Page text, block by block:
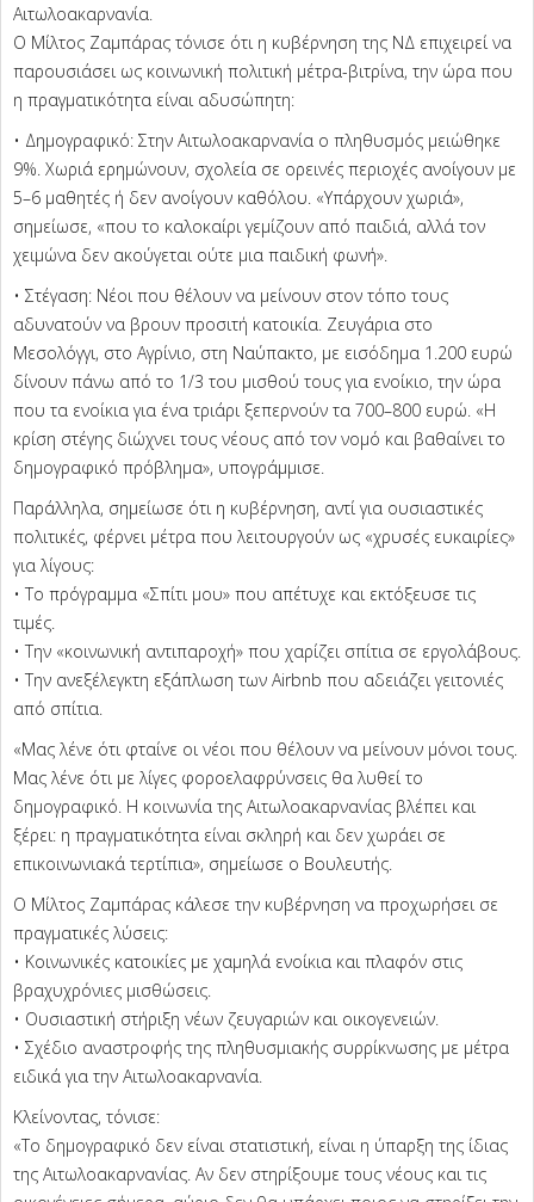
Αιτωλοακαρνανία.
Ο Μίλτος Ζαμπάρας τόνισε ότι η κυβέρνηση της ΝΔ επιχειρεί να
παρουσιάσει ως κοινωνική πολιτική μέτρα-βιτρίνα, την ώρα που
η πραγματικότητα είναι αδυσώπητη:
• Δημογραφικό: Στην Αιτωλοακαρνανία ο πληθυσμός μειώθηκε
9%. Χωριά ερημώνουν, σχολεία σε ορεινές περιοχές ανοίγουν με
5–6 μαθητές ή δεν ανοίγουν καθόλου. «Υπάρχουν χωριά»,
σημείωσε, «που το καλοκαίρι γεμίζουν από παιδιά, αλλά τον
χειμώνα δεν ακούγεται ούτε μια παιδική φωνή».
• Στέγαση: Νέοι που θέλουν να μείνουν στον τόπο τους
αδυνατούν να βρουν προσιτή κατοικία. Ζευγάρια στο
Μεσολόγγι, στο Αγρίνιο, στη Ναύπακτο, με εισόδημα 1.200 ευρώ
δίνουν πάνω από το 1/3 του μισθού τους για ενοίκιο, την ώρα
που τα ενοίκια για ένα τριάρι ξεπερνούν τα 700–800 ευρώ. «Η
κρίση στέγης διώχνει τους νέους από τον νομό και βαθαίνει το
δημογραφικό πρόβλημα», υπογράμμισε.
Παράλληλα, σημείωσε ότι η κυβέρνηση, αντί για ουσιαστικές
πολιτικές, φέρνει μέτρα που λειτουργούν ως «χρυσές ευκαιρίες»
για λίγους:
• Το πρόγραμμα «Σπίτι μου» που απέτυχε και εκτόξευσε τις
τιμές.
• Την «κοινωνική αντιπαροχή» που χαρίζει σπίτια σε εργολάβους.
• Την ανεξέλεγκτη εξάπλωση των Airbnb που αδειάζει γειτονιές
από σπίτια.
«Μας λένε ότι φταίνε οι νέοι που θέλουν να μείνουν μόνοι τους.
Μας λένε ότι με λίγες φοροελαφρύνσεις θα λυθεί το
δημογραφικό. Η κοινωνία της Αιτωλοακαρνανίας βλέπει και
ξέρει: η πραγματικότητα είναι σκληρή και δεν χωράει σε
επικοινωνιακά τερτίπια», σημείωσε ο Βουλευτής.
Ο Μίλτος Ζαμπάρας κάλεσε την κυβέρνηση να προχωρήσει σε
πραγματικές λύσεις:
• Κοινωνικές κατοικίες με χαμηλά ενοίκια και πλαφόν στις
βραχυχρόνιες μισθώσεις.
• Ουσιαστική στήριξη νέων ζευγαριών και οικογενειών.
• Σχέδιο αναστροφής της πληθυσμιακής συρρίκνωσης με μέτρα
ειδικά για την Αιτωλοακαρνανία.
Κλείνοντας, τόνισε:
«Το δημογραφικό δεν είναι στατιστική, είναι η ύπαρξη της ίδιας
της Αιτωλοακαρνανίας. Αν δεν στηρίξουμε τους νέους και τις